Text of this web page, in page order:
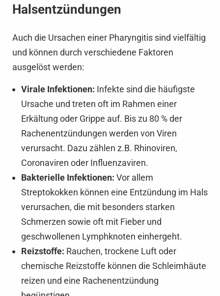
Halsentzündungen
Auch die Ursachen einer Pharyngitis sind vielfältig
und können durch verschiedene Faktoren
ausgelöst werden:
Virale Infektionen: Infekte sind die häufigste
Ursache und treten oft im Rahmen einer
Erkältung oder Grippe auf. Bis zu 80 % der
Rachenentzündungen werden von Viren
verursacht. Dazu zählen z.B. Rhinoviren,
Coronaviren oder Influenzaviren.
Bakterielle Infektionen: Vor allem
Streptokokken können eine Entzündung im Hals
verursachen, die mit besonders starken
Schmerzen sowie oft mit Fieber und
geschwollenen Lymphknoten einhergeht.
Reizstoffe: Rauchen, trockene Luft oder
chemische Reizstoffe können die Schleimhäute
reizen und eine Rachenentzündung